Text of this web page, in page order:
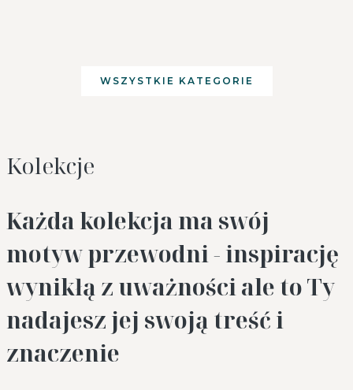
WSZYSTKIE KATEGORIE
Kolekcje
Każda kolekcja ma swój
motyw przewodni - inspirację
wynikłą z uważności ale to Ty
nadajesz jej swoją treść i
znaczenie